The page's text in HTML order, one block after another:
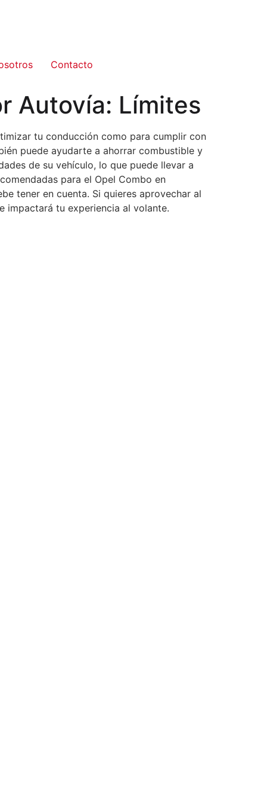
Contacto
Autovía: Límites
tu conducción como para cumplir con
puede ayudarte a ahorrar combustible y
de su vehículo, lo que puede llevar a
para el Opel Combo en
tener en cuenta. Si quieres aprovechar al
impactará tu experiencia al volante.